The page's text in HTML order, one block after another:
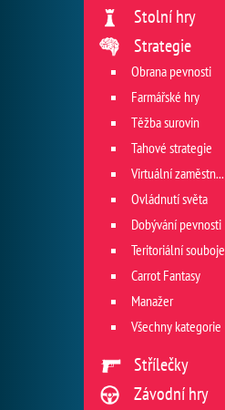
Stolní hry
Strategie
Obrana pevnosti
Farmářské hry
Těžba surovin
Tahové strategie
Virtuální zaměstnání
Ovládnutí světa
Dobývání pevnosti
Teritoriální souboje
Carrot Fantasy
Manažer
Všechny kategorie
Střílečky
Závodní hry